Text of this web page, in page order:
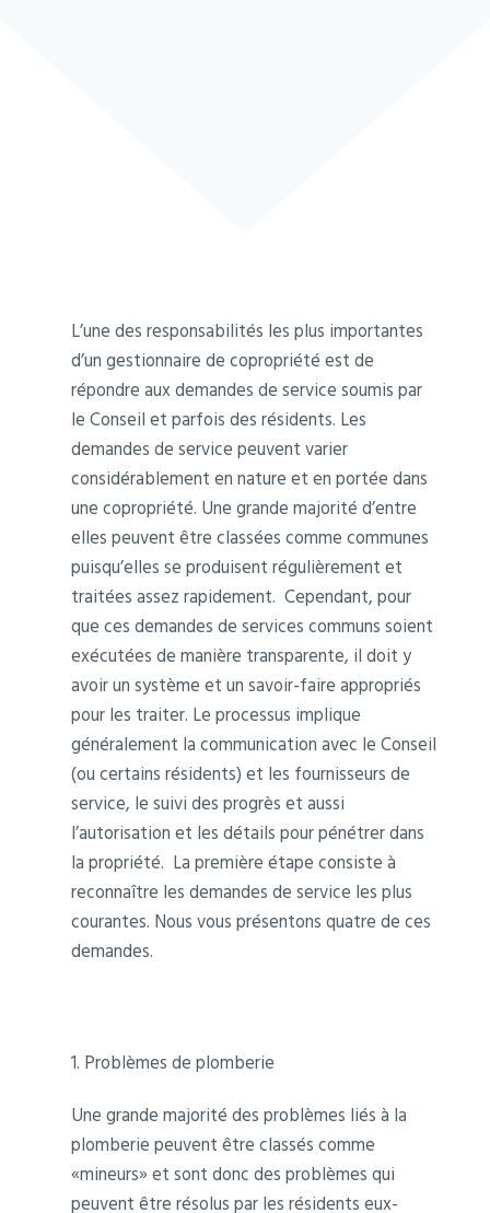
L’une des responsabilités les plus importantes
d’un gestionnaire de copropriété est de
répondre aux demandes de service soumis par
le Conseil et parfois des résidents. Les
demandes de service peuvent varier
considérablement en nature et en portée dans
une copropriété. Une grande majorité d’entre
elles peuvent être classées comme communes
puisqu’elles se produisent régulièrement et
traitées assez rapidement. Cependant, pour
que ces demandes de services communs soient
exécutées de manière transparente, il doit y
avoir un système et un savoir-faire appropriés
pour les traiter. Le processus implique
généralement la communication avec le Conseil
(ou certains résidents) et les fournisseurs de
service, le suivi des progrès et aussi
l’autorisation et les détails pour pénétrer dans
la propriété. La première étape consiste à
reconnaître les demandes de service les plus
courantes. Nous vous présentons quatre de ces
demandes.
1. Problèmes de plomberie
Une grande majorité des problèmes liés à la
plomberie peuvent être classés comme
«mineurs» et sont donc des problèmes qui
peuvent être résolus par les résidents eux-